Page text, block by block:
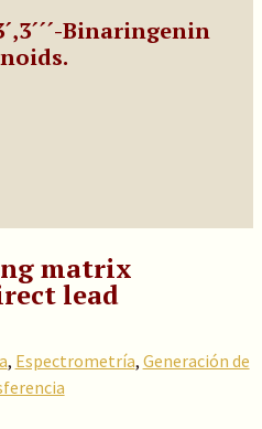
Binaringenin
matrix
lead
, Espectrometría, Generación de